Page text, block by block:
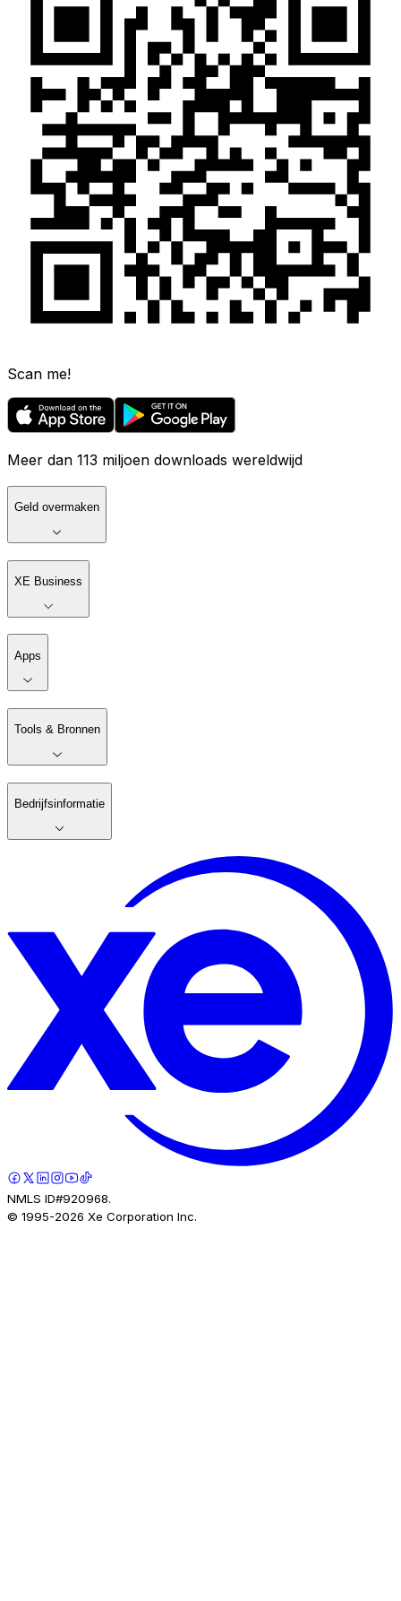
Scan me!
Meer dan 113 miljoen downloads wereldwijd
Geld overmaken
XE Business
Apps
Tools & Bronnen
Bedrijfsinformatie
NMLS ID#920968.
© 1995-2026 Xe Corporation Inc.